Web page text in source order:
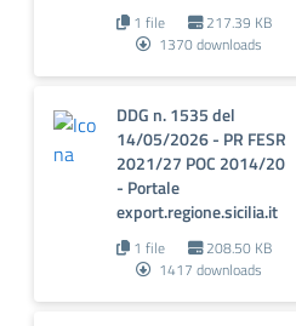
1 file
217.39 KB
1370 downloads
DDG n. 1535 del
14/05/2026 - PR FESR
2021/27 POC 2014/20
- Portale
export.regione.sicilia.it
1 file
208.50 KB
1417 downloads